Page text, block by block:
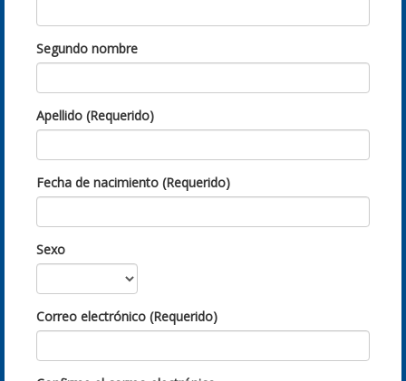
Segundo nombre
Apellido (Requerido)
Fecha de nacimiento (Requerido)
Sexo
Correo electrónico (Requerido)